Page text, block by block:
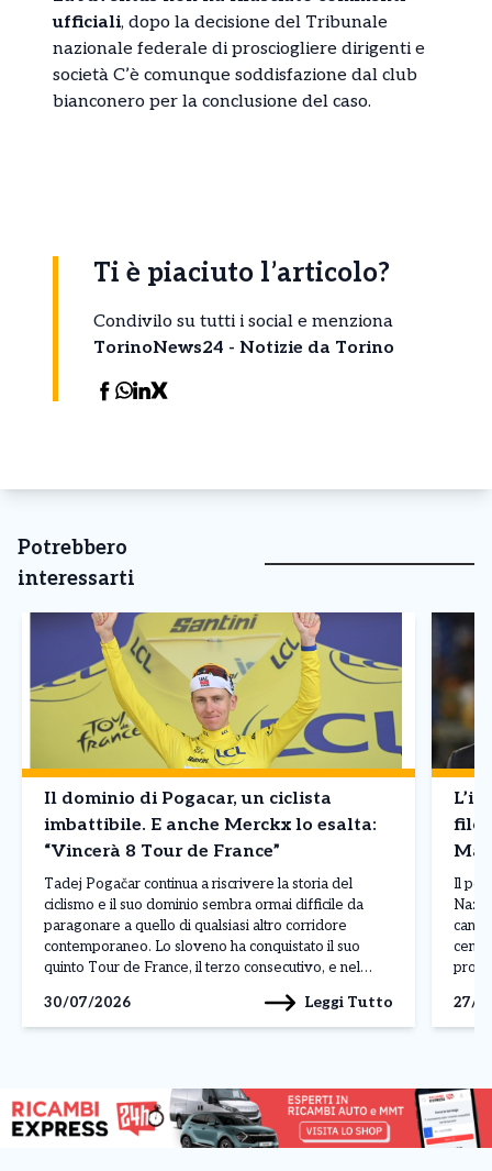
ufficiali, dopo la decisione del Tribunale
nazionale federale di prosciogliere dirigenti e
società C’è comunque soddisfazione dal club
bianconero per la conclusione del caso.
Ti è piaciuto l’articolo?
Condivilo su tutti i social e menziona
TorinoNews24 - Notizie da Torino
Potrebbero
interessarti
Il dominio di Pogacar, un ciclista
imbattibile. E anche Merckx lo esalta:
“Vincerà 8 Tour de France”
Tadej Pogačar continua a riscrivere la storia del
ciclismo e il suo dominio sembra ormai difficile da
paragonare a quello di qualsiasi altro corridore
contemporaneo. Lo sloveno ha conquistato il suo
quinto Tour de France, il terzo consecutivo, e nel
dimostrando una superiorità evidente per qualità,
continuità […]
30/07/2026 Leggi Tutto
filo
Il
27/